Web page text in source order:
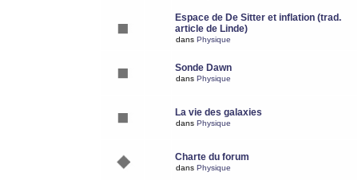
Espace de De Sitter et inflation (trad.
article de Linde)
dans Physique
Sonde Dawn
dans Physique
La vie des galaxies
dans Physique
Charte du forum
dans Physique